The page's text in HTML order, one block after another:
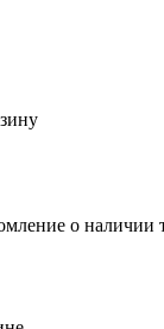
о наличии